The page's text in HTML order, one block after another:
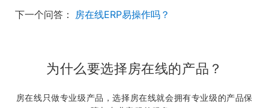
下一个问答：
房在线ERP易操作吗？
为什么要选择房在线的产品？
房在线只做专业级产品，选择房在线就会拥有专业级的产品保